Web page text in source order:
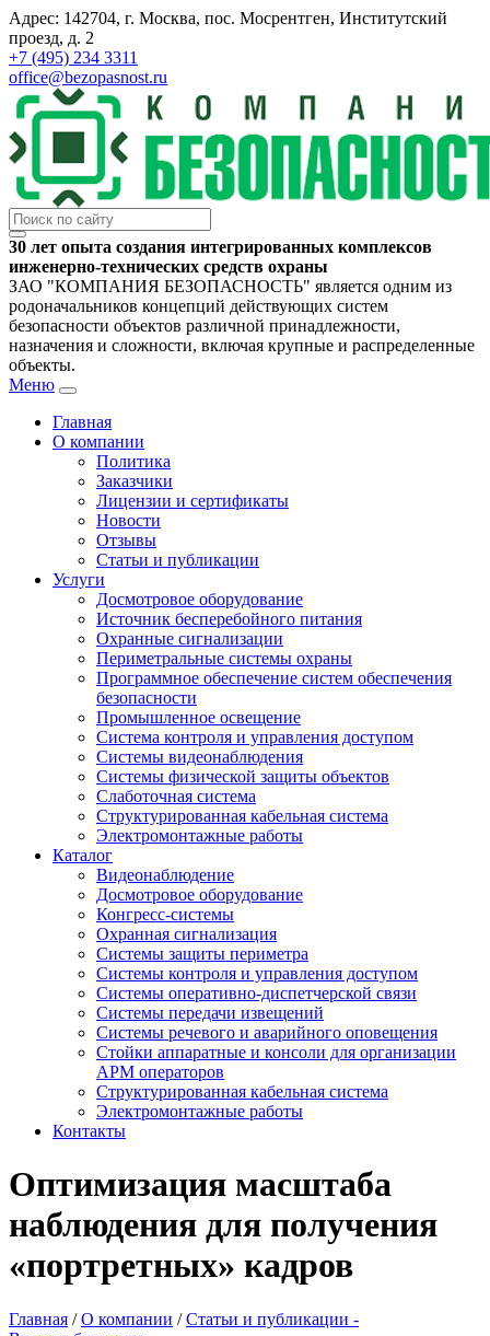
Адрес: 142704, г. Москва, пос. Мосрентген, Институтский
проезд, д. 2
+7 (495) 234 3311
office@bezopasnost.ru
30 лет опыта создания интегрированных комплексов
инженерно-технических средств охраны
ЗАО "КОМПАНИЯ БЕЗОПАСНОСТЬ" является одним из
родоначальников концепций действующих систем
безопасности объектов различной принадлежности,
назначения и сложности, включая крупные и распределенные
объекты.
Меню
Главная
О компании
Политика
Заказчики
Лицензии и сертификаты
Новости
Отзывы
Статьи и публикации
Услуги
Досмотровое оборудование
Источник бесперебойного питания
Охранные сигнализации
Периметральные системы охраны
Программное обеспечение систем обеспечения
безопасности
Промышленное освещение
Система контроля и управления доступом
Системы видеонаблюдения
Системы физической защиты объектов
Слаботочная система
Структурированная кабельная система
Электромонтажные работы
Каталог
Видеонаблюдение
Досмотровое оборудование
Конгресс-системы
Охранная сигнализация
Системы защиты периметра
Системы контроля и управления доступом
Системы оперативно-диспетчерской связи
Системы передачи извещений
Системы речевого и аварийного оповещения
Стойки аппаратные и консоли для организации
АРМ операторов
Структурированная кабельная система
Электромонтажные работы
Контакты
Оптимизация масштаба
наблюдения для получения
«портретных» кадров
Главная /О компании /Статьи и публикации -